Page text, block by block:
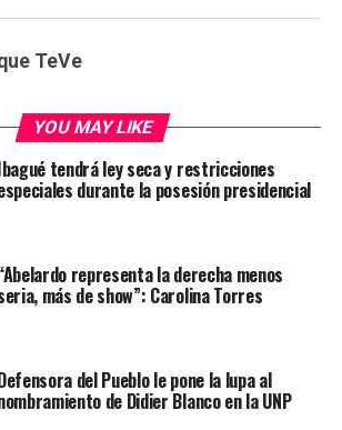
TeVe
YOU MAY LIKE
tendrá ley seca y restricciones
durante la posesión presidencial
representa la derecha menos
más de show”: Carolina Torres
del Pueblo le pone la lupa al
de Didier Blanco en la UNP